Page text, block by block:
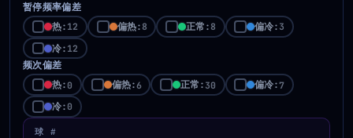
计量）。在下方行中勾选类别（热 / 温 / 正常 / 凉 / 冷）以自动
填充生成器选择器中的匹配号码。对于位次偏差，请先选择一
个或多个球位置。右侧开关可在百分比（%）和绝对值显示之
间切换。
暂停频率偏差
热: 12 偏热: 8 正常: 8 偏冷: 3
冷: 12
频次偏差
热:0 偏热:6 正常: 30 偏冷:7
冷:0
球 #